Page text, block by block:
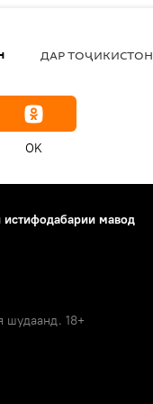
ДАР ТОҶИКИСТОН
OK
истифодабарии мавод
шудаанд. 18+